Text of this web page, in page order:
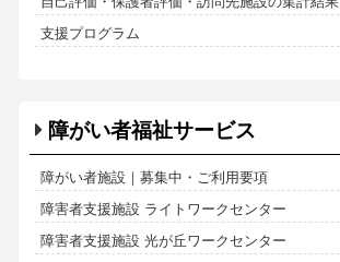
支援プログラム
障がい者福祉サービス
障がい者施設｜募集中・ご利用要項
障害者支援施設 ライトワークセンター
障害者支援施設 光が丘ワークセンター